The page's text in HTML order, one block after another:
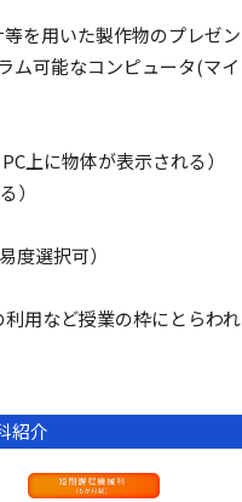
を用いた製作物のプレゼ
可能なコンピュータ(マ
上に物体が表示される）
）
選択可）
用など授業の枠にとらわ
紹介